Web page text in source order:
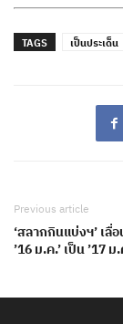
TAGS เป็นประเด็น
Previous article
‘สลากกินแบ่งฯ’ เลื่
’16 ม.ค.’ เป็น ’17 ม